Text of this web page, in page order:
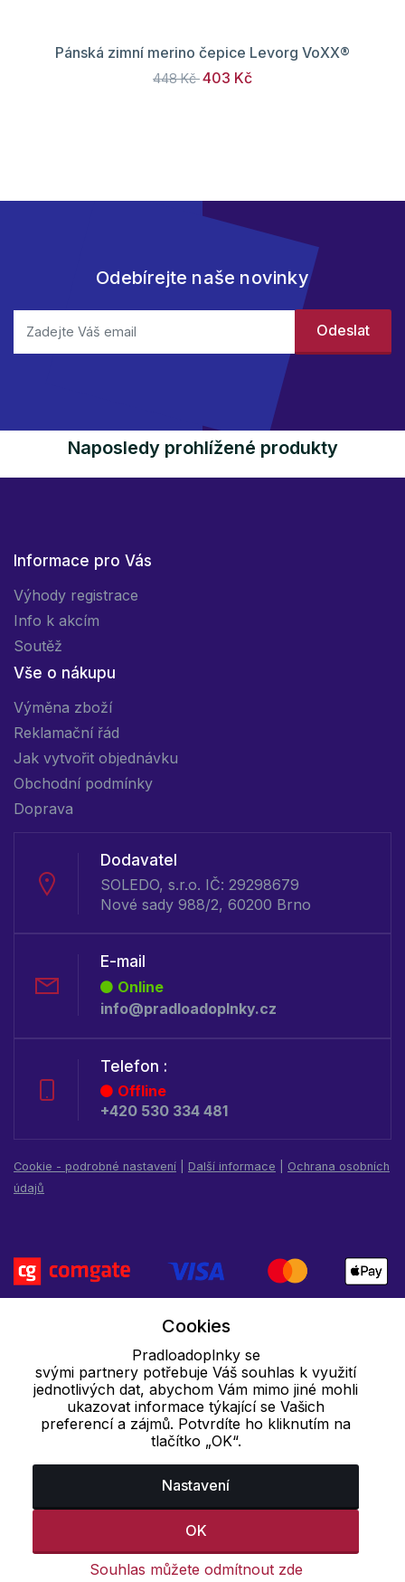
Pánská zimní merino čepice Levorg VoXX®
448 Kč403 Kč
Odebírejte naše novinky
Naposledy prohlížené produkty
Informace pro Vás
Výhody registrace
Info k akcím
Soutěž
Vše o nákupu
Výměna zboží
Reklamační řád
Jak vytvořit objednávku
Obchodní podmínky
Doprava
Dodavatel
SOLEDO, s.r.o. IČ: 29298679
Nové sady 988/2, 60200 Brno
E-mail
Online
info@pradloadoplnky.cz
Telefon :
Offline
+420 530 334 481
Cookie - podrobné nastavení Další informace
Ochrana osobních
údajů
Cookies
Pradloadoplnky se
svými partnery potřebuje Váš souhlas k využití
jednotlivých dat, abychom Vám mimo jiné mohli
ukazovat informace týkající se Vašich
preferencí a zájmů. Potvrdíte ho kliknutím na
tlačítko „OK“.
Nastavení
OK
Souhlas můžete odmítnout zde